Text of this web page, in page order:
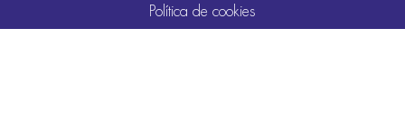
Política de cookies